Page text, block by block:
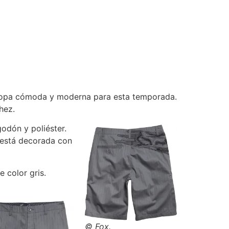
cómoda y moderna para esta temporada.
© Fox.
y poliéster.
decorada con
color gris.